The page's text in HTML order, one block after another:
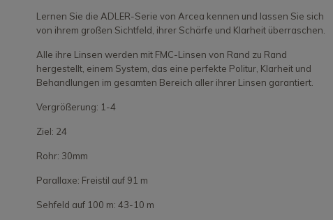
Lernen Sie die ADLER-Serie von Arcea kennen und lassen Sie sich
von ihrem großen Sichtfeld, ihrer Schärfe und Klarheit überraschen.
Alle ihre Linsen werden mit FMC-Linsen von Rand zu Rand
hergestellt, einem System, das eine perfekte Politur, Klarheit und
Behandlungen im gesamten Bereich aller ihrer Linsen garantiert.
Vergrößerung: 1-4
Ziel: 24
Rohr: 30mm
Parallaxe: Freistil auf 91 m
Sehfeld auf 100 m: 43-10 m